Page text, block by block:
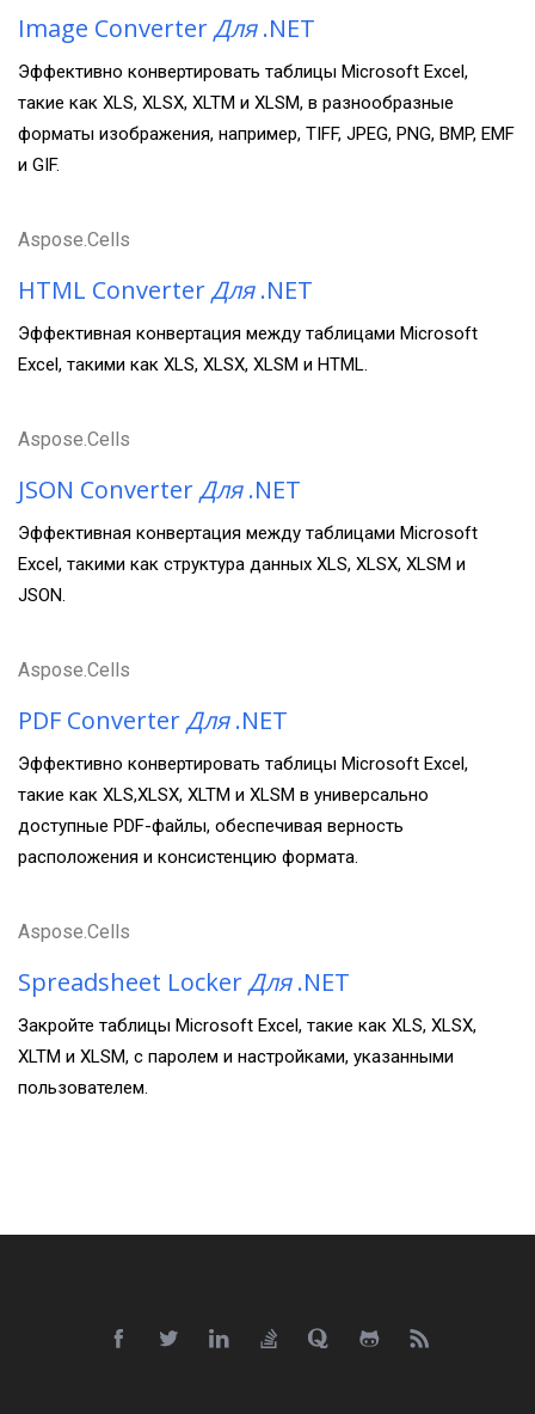
Image ConverterДля.NET
Эффективно конвертировать таблицы Microsoft Excel,
такие как XLS, XLSX, XLTM и XLSM, в разнообразные
форматы изображения, например, TIFF, JPEG, PNG, BMP, EMF
и GIF.
Aspose.Cells
HTML ConverterДля.NET
Эффективная конвертация между таблицами Microsoft
Excel, такими как XLS, XLSX, XLSM и HTML.
Aspose.Cells
JSON ConverterДля.NET
Эффективная конвертация между таблицами Microsoft
Excel, такими как структура данных XLS, XLSX, XLSM и
JSON.
Aspose.Cells
PDF ConverterДля.NET
Эффективно конвертировать таблицы Microsoft Excel,
такие как XLS,XLSX, XLTM и XLSM в универсально
доступные PDF-файлы, обеспечивая верность
расположения и консистенцию формата.
Aspose.Cells
Spreadsheet LockerДля.NET
Закройте таблицы Microsoft Excel, такие как XLS, XLSX,
XLTM и XLSM, с паролем и настройками, указанными
пользователем.